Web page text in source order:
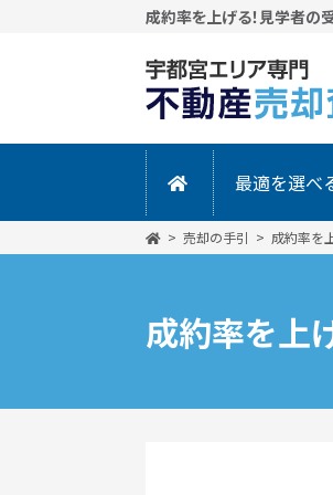
成約率を上げる！見学者の
最適を選べ
売却の手引 成約率を
成約率を上